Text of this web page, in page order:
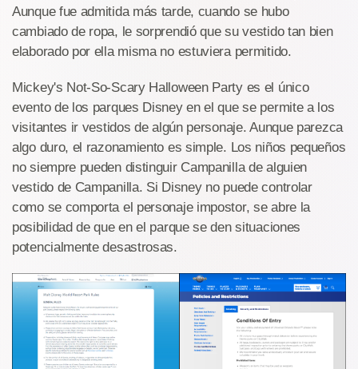
Aunque fue admitida más tarde, cuando se hubo
cambiado de ropa, le sorprendió que su vestido tan bien
elaborado por ella misma no estuviera permitido.
Mickey's Not-So-Scary Halloween Party es el único
evento de los parques Disney en el que se permite a los
visitantes ir vestidos de algún personaje. Aunque parezca
algo duro, el razonamiento es simple. Los niños pequeños
no siempre pueden distinguir Campanilla de alguien
vestido de Campanilla. Si Disney no puede controlar
como se comporta el personaje impostor, se abre la
posibilidad de que en el parque se den situaciones
potencialmente desastrosas.